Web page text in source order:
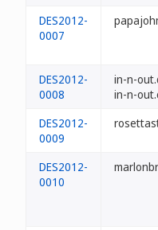
DES2012-
0007
DES2012-
0008
in-n-
in-n-
DES2012-
0009
DES2012-
0010